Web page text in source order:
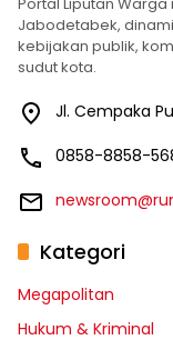
Jabodetabek,
kebijakan publik,
sudut kota.
Jl. Cempaka
0858-8858-
Kategori
Megapolitan
Hukum & Kriminal